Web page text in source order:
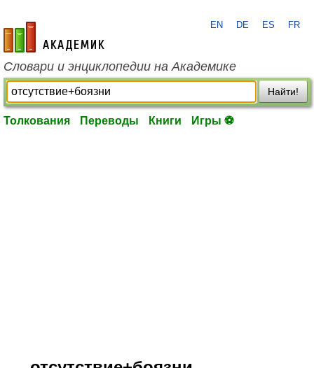
academic.ru
EN DE ES FR
Словари и энциклопедии на Академике
Найти!
Толкования Переводы Книги Игры ⚽